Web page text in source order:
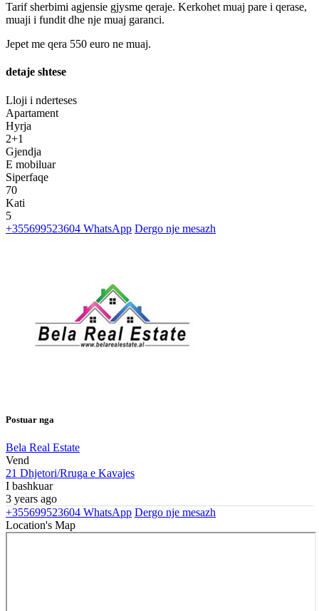
Tarif sherbimi agjensie gjysme qeraje. Kerkohet muaj pare i qerase,
muaji i fundit dhe nje muaj garanci.
Jepet me qera 550 euro ne muaj.
detaje shtese
Lloji i nderteses
Apartament
Hyrja
2+1
Gjendja
E mobiluar
Siperfaqe
70
Kati
5
+355699523604 WhatsApp Dergo nje mesazh
Postuar nga
Bela Real Estate
Vend
21 Dhjetori/Rruga e Kavajes
I bashkuar
3 years ago
+355699523604 WhatsApp Dergo nje mesazh
Location's Map